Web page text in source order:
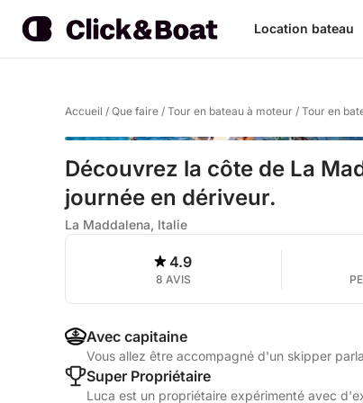
Location bateau
Accueil / Que faire / Tour en bateau à moteur / Tour en
Découvrez la côte de La
journée en dériveur.
La Maddalena, Italie
4.9
8 AVIS
Avec capitaine
Vous allez être accompagné d'un skipper
Super Propriétaire
Luca est un propriétaire expérimenté avec